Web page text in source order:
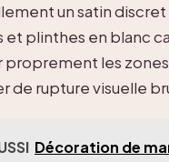
un satin discret
et plinthes en blanc
les
de rupture visuelle
Décoration de